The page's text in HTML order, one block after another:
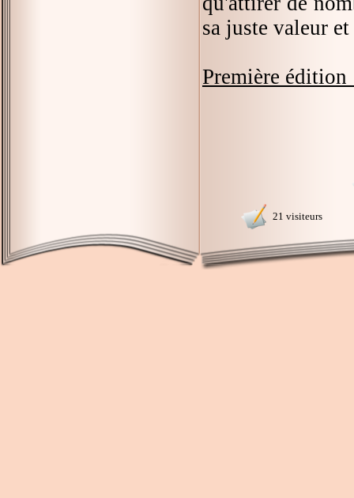
sa juste valeur
Première édition
21 visiteurs